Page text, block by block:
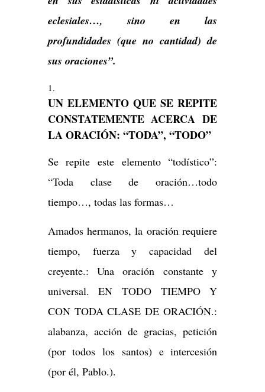
eclesiales…, sino en las
profundidades (que no cantidad) de
sus oraciones”.
UN ELEMENTO QUE SE REPITE
CONSTATEMENTE ACERCA DE
LA ORACIÓN: “TODA”, “TODO”
Se repite este elemento “todístico”:
“Toda clase de oración…todo
tiempo…, todas las formas…
Amados hermanos, la oración requiere
tiempo, fuerza y capacidad del
creyente.: Una oración constante y
universal. EN TODO TIEMPO Y
CON TODA CLASE DE ORACIÓN.:
alabanza, acción de gracias, petición
(por todos los santos) e intercesión
(por él, Pablo.).